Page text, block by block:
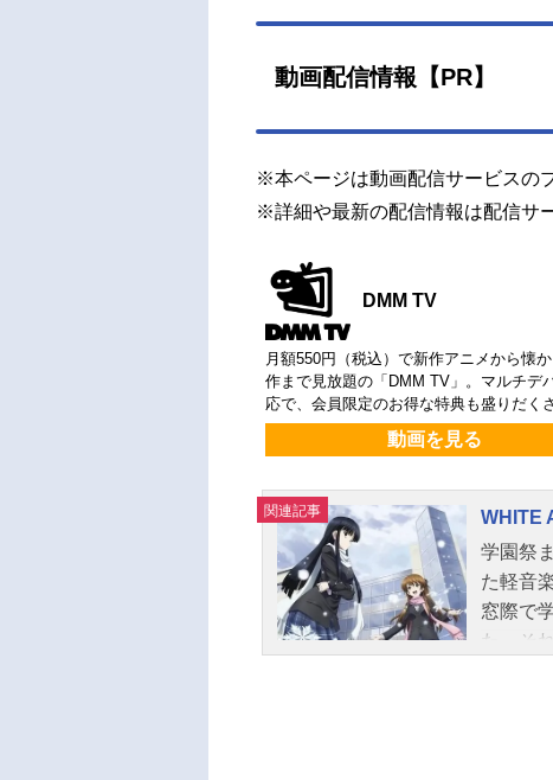
動画配信情報【PR】
※本ページは動画配信サービスの
※詳細や最新の配信情報は配信サ
DMM TV
月額550円（税込）で新作アニメから懐
作まで見放題の「DMM TV」。マルチデ
応で、会員限定のお得な特典も盛りだくさ
動画を見る
関連記事
WHITE
学園祭
た軽音
窓際で
た。そ